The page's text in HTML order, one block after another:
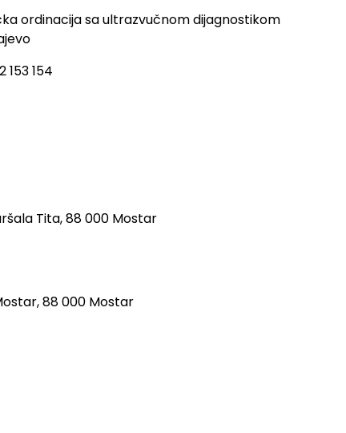
ordinacija sa ultrazvučnom dijagnostikom
153 154
Tita, 88 000 Mostar
88 000 Mostar